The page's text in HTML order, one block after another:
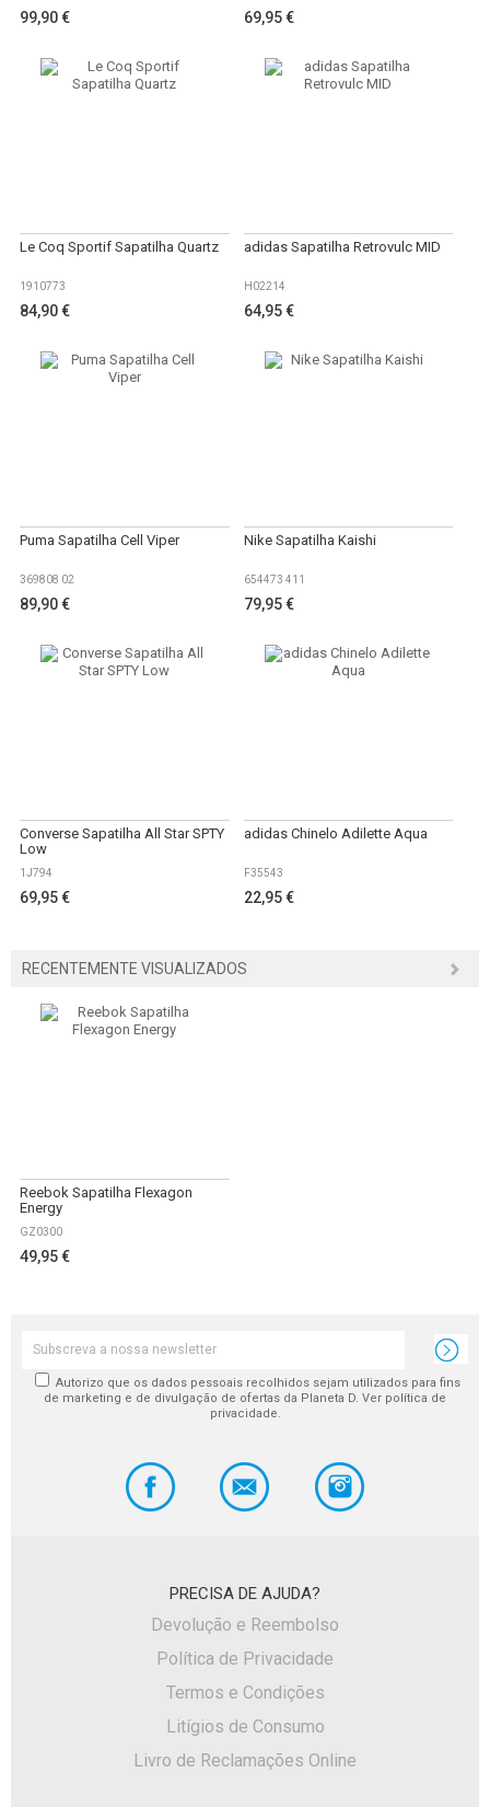
99,90 € 69,95 €
Le Coq Sportif Sapatilha Quartz
1910773
84,90 €
adidas Sapatilha Retrovulc MID
H02214
64,95 €
Puma Sapatilha Cell Viper
369808 02
89,90 €
Nike Sapatilha Kaishi
654473 411
79,95 €
Converse Sapatilha All Star SPTY
Low
1J794
69,95 €
adidas Chinelo Adilette Aqua
F35543
22,95 €
RECENTEMENTE VISUALIZADOS
Reebok Sapatilha Flexagon
Energy
GZ0300
49,95 €
Autorizo que os dados pessoais recolhidos sejam utilizados para fins
de marketing e de divulgação de ofertas da Planeta D. Ver política de
privacidade.
PRECISA DE AJUDA?
Devolução e Reembolso
Política de Privacidade
Termos e Condições
Litígios de Consumo
Livro de Reclamações Online